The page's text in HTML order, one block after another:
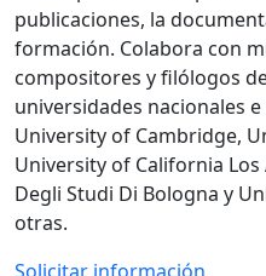
publicaciones, la
formación. Colabora con
compositores y filólogos
universidades nacionales
University of Cambridge,
University of California Los
Degli Studi Di Bologna y
otras.